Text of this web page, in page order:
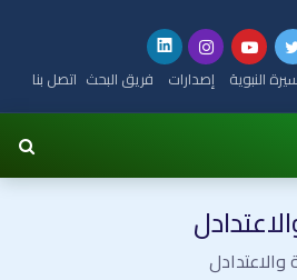
النبوية إصدارات فريق البحث اتصل بنا